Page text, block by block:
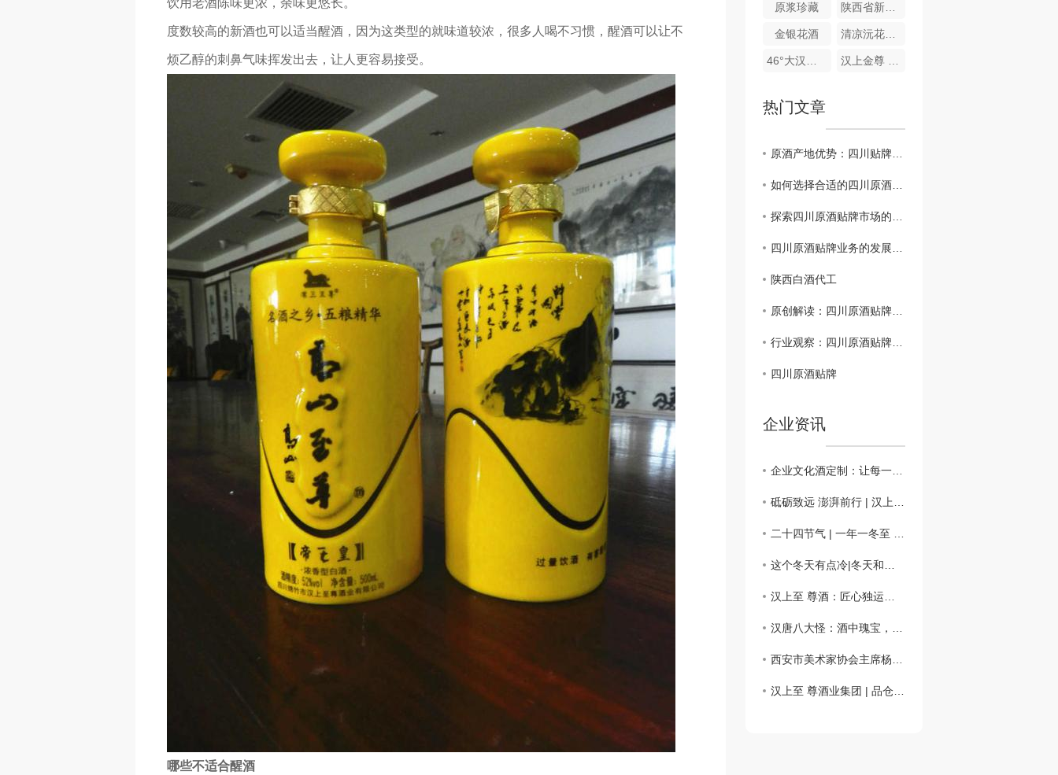
饮用老酒陈味更浓，余味更悠长。
度数较高的新酒也可以适当醒酒，因为这类型的就味道较浓，很多人喝不习惯，醒酒可以让不
烦乙醇的刺鼻气味挥发出去，让人更容易接受。
哪些不适合醒酒
原浆珍藏 陕西省新闻工作者协会企业报分会定制酒
金银花酒 清凉沅花酿琼浆酒
46°大汉长安酒（聚友酒） 汉上金尊 酒（玻璃瓶）
热门文章
原酒产地优势：四川贴牌行业新突破
如何选择合适的四川原酒贴牌合作伙伴？
探索四川原酒贴牌市场的机遇与挑战
四川原酒贴牌业务的发展趋势分析
陕西白酒代工
原创解读：四川原酒贴牌策略与成功要素
行业观察：四川原酒贴牌趋势与挑战探讨
四川原酒贴牌
企业资讯
企业文化酒定制：让每一滴酒都承载品牌温度与文化重量
砥砺致远 澎湃前行 | 汉上 至 尊 酒业集团新年祝语
二十四节气 | 一年一冬至 酒韵饺溢香
这个冬天有点冷|冬天和酒来一场暖心约会
汉上至 尊酒：匠心独运的酿造工艺
汉唐八大怪：酒中瑰宝，传承经典
西安市美术家协会主席杨霜林莅临汉上..酒业集团：强化沟通对接，共铸文化名酒
汉上至 尊酒业集团 | 品仓圣原浆 溯汉字根源 护华夏文脉